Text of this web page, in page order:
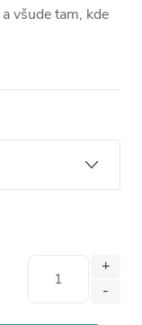
a všude tam, kde